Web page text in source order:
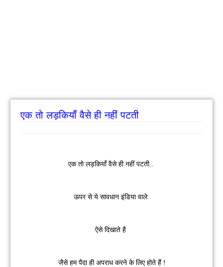
एक तो लड़कियाँ वैसे ही नहीं पटती
एक तो लड़कियाँ वैसे ही नहीं पटती..
ऊपर से ये सावधान इंडिया वाले
ऐसे दिखाते है
जैसे हम पैदा ही अपराध करने के लिए होते हैं !